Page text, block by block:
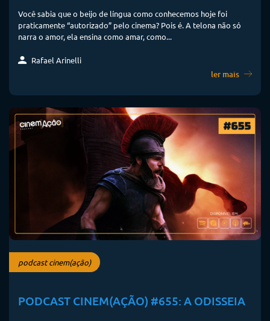
Você sabia que o beijo de língua como conhecemos hoje foi
praticamente “autorizado” pelo cinema? Pois é. A telona não só
narra o amor, ela ensina como amar, como...
Rafael Arinelli
ler mais
podcast cinem(ação)
PODCAST CINEM(AÇÃO) #655: A ODISSEIA